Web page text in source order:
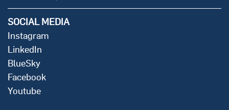
SOCIAL MEDIA
Instagram
LinkedIn
BlueSky
Facebook
Youtube